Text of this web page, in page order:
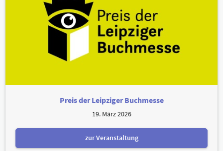
Preis der Leipziger Buchmesse
19. März 2026
zur Veranstaltung